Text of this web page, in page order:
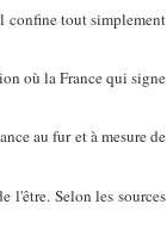
confine tout simplement
où la France qui signe
au fur et à mesure de
l'être. Selon les sources